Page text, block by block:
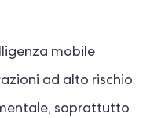
mobile
ad alto rischio
soprattutto